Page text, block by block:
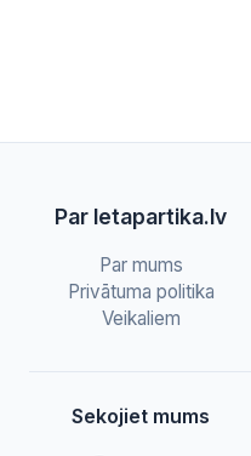
Par letapartika.lv
Par mums
Privātuma politika
Veikaliem
Sekojiet mums